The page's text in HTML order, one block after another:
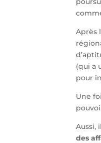
Après
(qui a
pour
Une
Aussi,
des